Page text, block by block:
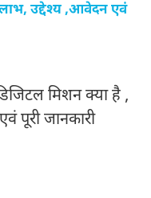
उद्देश्य ,आवेदन एवं